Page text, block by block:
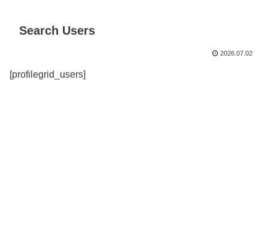
Search Users
2026.07.02
[profilegrid_users]